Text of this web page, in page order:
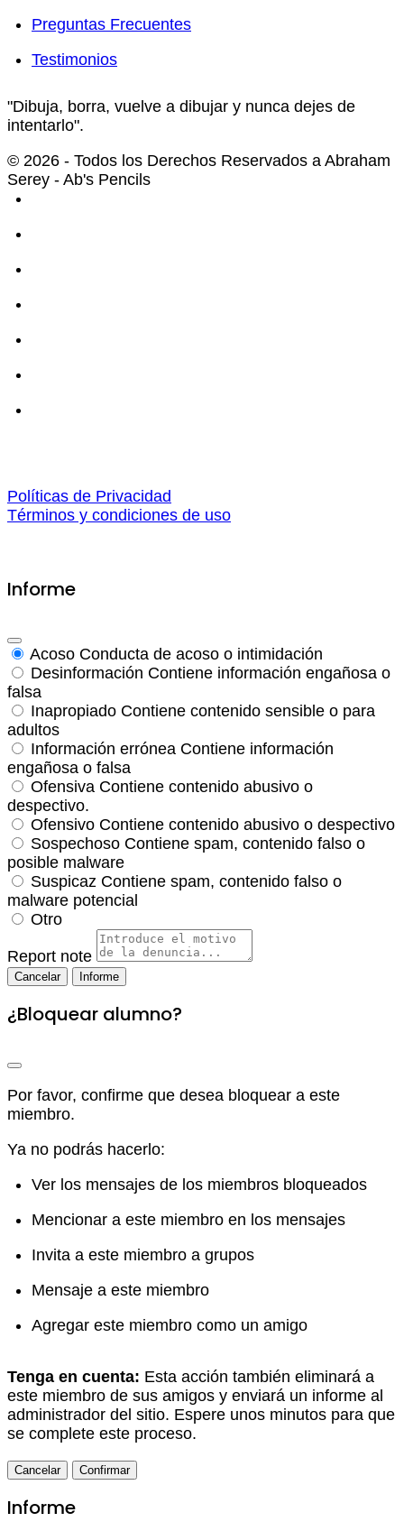
Preguntas Frecuentes
Testimonios
"Dibuja, borra, vuelve a dibujar y nunca dejes de
intentarlo".
© 2026 - Todos los Derechos Reservados a Abraham
Serey - Ab's Pencils
Políticas de Privacidad
Términos y condiciones de uso
Informe
Acoso Conducta de acoso o intimidación
Desinformación Contiene información engañosa o
falsa
Inapropiado Contiene contenido sensible o para
adultos
Información errónea Contiene información
engañosa o falsa
Ofensiva Contiene contenido abusivo o
despectivo.
Ofensivo Contiene contenido abusivo o despectivo
Sospechoso Contiene spam, contenido falso o
posible malware
Suspicaz Contiene spam, contenido falso o
malware potencial
Otro
Report note
Informe
¿Bloquear alumno?
Por favor, confirme que desea bloquear a este
miembro.
Ya no podrás hacerlo:
Ver los mensajes de los miembros bloqueados
Mencionar a este miembro en los mensajes
Invita a este miembro a grupos
Mensaje a este miembro
Agregar este miembro como un amigo
Tenga en cuenta: Esta acción también eliminará a
este miembro de sus amigos y enviará un informe al
administrador del sitio. Espere unos minutos para que
se complete este proceso.
Confirmar
Informe